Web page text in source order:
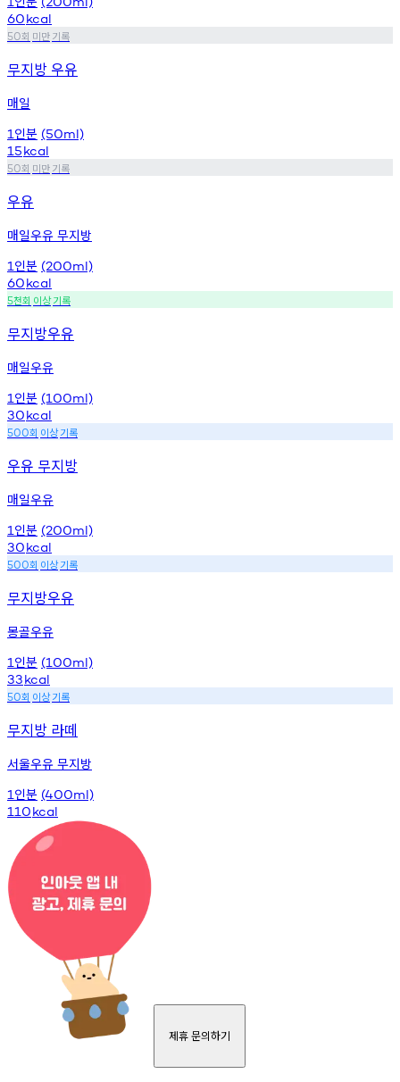
60kcal
50회 미만기록
무지방 우유
매일
1 인분 (50ml)
15kcal
50회 미만기록
우유
매일우유 무지방
1 인분 (200ml)
60kcal
5천회 이상기록
무지방우유
매일우유
1 인분 (100ml)
30kcal
500회 이상기록
우유 무지방
매일우유
1 인분 (200ml)
30kcal
500회 이상기록
무지방우유
몽골우유
1 인분 (100ml)
33kcal
50회 이상기록
무지방 라떼
서울우유 무지방
1 인분 (400ml)
110kcal
제휴 문의하기